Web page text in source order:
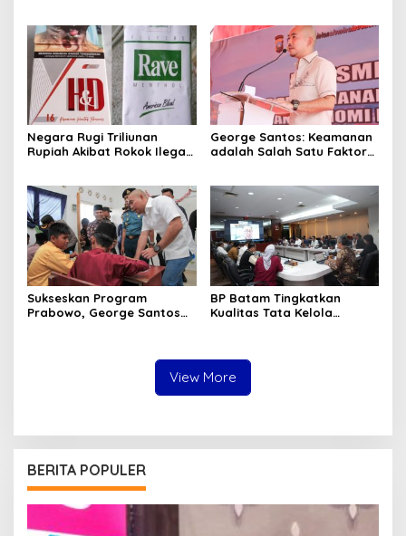
Negara Rugi Triliunan
Rupiah Akibat Rokok Ilegal
George Santos: Keamanan
adalah Salah Satu Faktor
Sukseskan Program
Prabowo, George Santos
BP Batam Tingkatkan
Kualitas Tata Kelola
View More
BERITA POPULER